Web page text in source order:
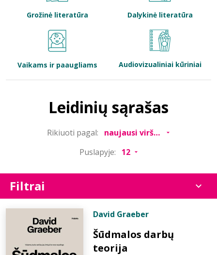
Bibliotekoms
Grožinė literatūra Dalykinė literatūra
Vaikams ir paaugliams Audiovizualiniai kūriniai
Leidinių sąrašas
Rikiuoti pagal:
Puslapyje:
Filtrai
David Graeber
Šūdmalos darbų
teorija